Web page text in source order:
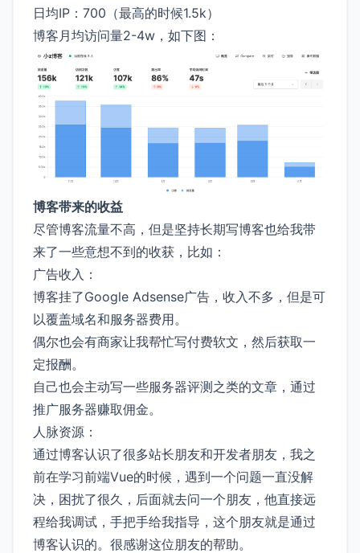
日均IP：700（最高的时候1.5k）
博客月均访问量2-4w，如下图：
博客带来的收益
尽管博客流量不高，但是坚持长期写博客也给我带
来了一些意想不到的收获，比如：
广告收入：
博客挂了Google Adsense广告，收入不多，但是可
以覆盖域名和服务器费用。
偶尔也会有商家让我帮忙写付费软文，然后获取一
定报酬。
自己也会主动写一些服务器评测之类的文章，通过
推广服务器赚取佣金。
人脉资源：
通过博客认识了很多站长朋友和开发者朋友，我之
前在学习前端Vue的时候，遇到一个问题一直没解
决，困扰了很久，后面就去问一个朋友，他直接远
程给我调试，手把手给我指导，这个朋友就是通过
博客认识的。很感谢这位朋友的帮助。